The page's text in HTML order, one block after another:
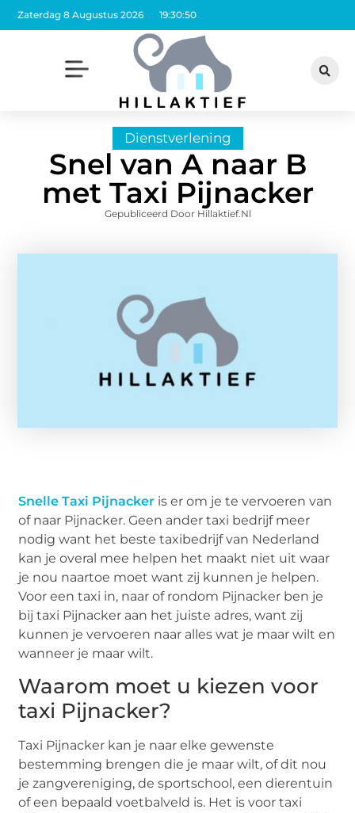
Zaterdag 8 Augustus 2026 19:30:51
Dienstverlening
Snel van A naar B
met Taxi Pijnacker
Gepubliceerd Door Hillaktief.nl
Snelle Taxi Pijnacker is er om je te vervoeren van
of naar Pijnacker. Geen ander taxi bedrijf meer
nodig want het beste taxibedrijf van Nederland
kan je overal mee helpen het maakt niet uit waar
je nou naartoe moet want zij kunnen je helpen.
Voor een taxi in, naar of rondom Pijnacker ben je
bij taxi Pijnacker aan het juiste adres, want zij
kunnen je vervoeren naar alles wat je maar wilt en
wanneer je maar wilt.
Waarom moet u kiezen voor
taxi Pijnacker?
Taxi Pijnacker kan je naar elke gewenste
bestemming brengen die je maar wilt, of dit nou
je zangvereniging, de sportschool, een dierentuin
of een bepaald voetbalveld is. Het is voor taxi